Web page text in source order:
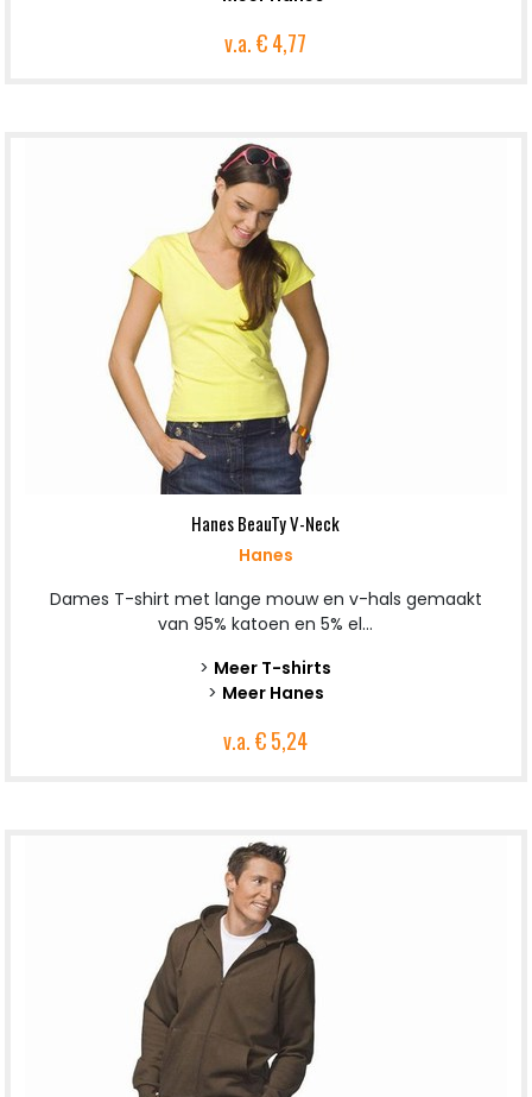
v.a.€ 4,77
Hanes BeauTy V-Neck
Hanes
Dames T-shirt met lange mouw en v-hals gemaakt
van 95% katoen en 5% el...
> Meer T-shirts
> Meer Hanes
v.a.€ 5,24